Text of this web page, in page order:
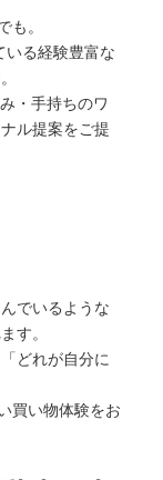
も。
いる経験豊富な
・手持ちのワ
ル提案をご提
でいるような
す。
どれが自分に
買い物体験をお